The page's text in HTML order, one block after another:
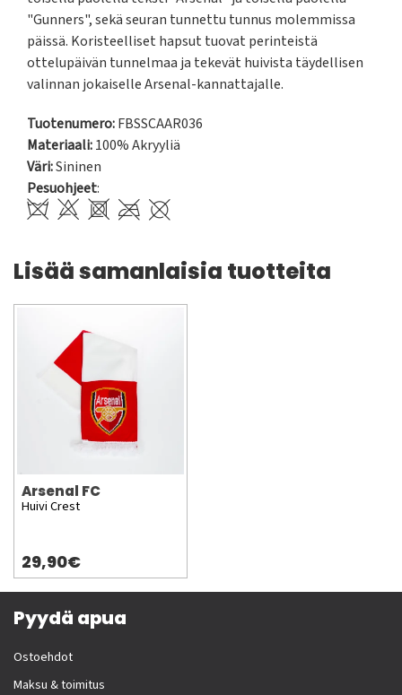
"Gunners", sekä seuran tunnettu tunnus molemmissa
päissä. Koristeelliset hapsut tuovat perinteistä
ottelupäivän tunnelmaa ja tekevät huivista täydellisen
valinnan jokaiselle Arsenal-kannattajalle.
Tuotenumero:FBSSCAAR036
Materiaali:100% Akryyliä
Väri:Sininen
Pesuohjeet:
Lisää samanlaisia tuotteita
Arsenal FC
Huivi Crest
29,90€
Pyydä apua
Ostoehdot
Maksu & toimitus